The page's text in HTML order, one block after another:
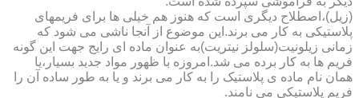
(زیل)،اصطلاح دیگری است که هنوز هم خیلی ها برای فریمهای
پلاستیکی به کار می برند.این موضوع از آنجا ناشی می شود که
زمانی زیلونیت(سلولز نیتریت)به عنوان ماده ای رایج جهت این گونه
فریم ها به کار برده می شد.امروزه با ظهور مواد جدید بسیار،یا
همان نام ماده ی پلاستیک را به کار می برند و یا به طور ساده آن را
فریم پلاستیکی می نامند.